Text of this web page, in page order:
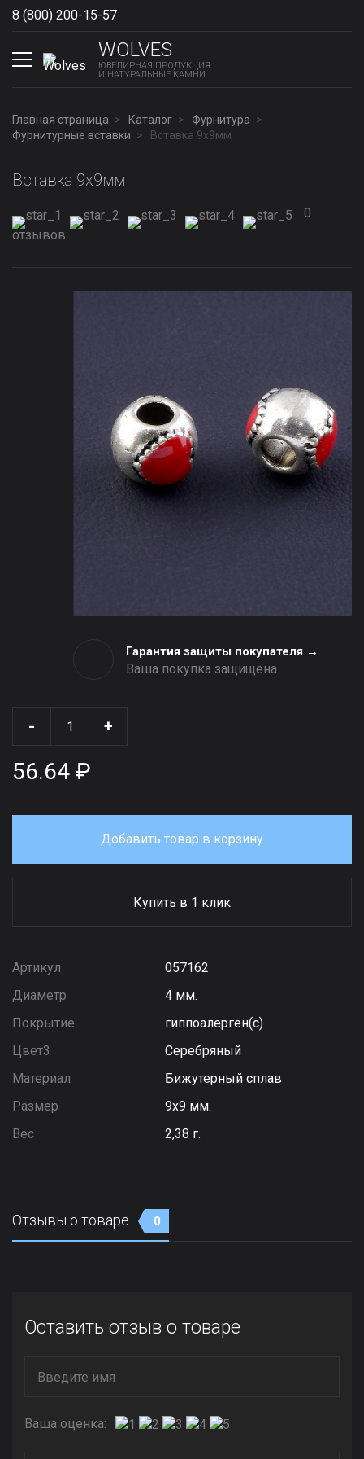
8 (800) 200-15-57
WOLVES
ЮВЕЛИРНАЯ ПРОДУКЦИЯ
И НАТУРАЛЬНЫЕ КАМНИ
Главная страница Каталог
Фурнитура
Фурнитурные вставки
Вставка 9x9мм
Вставка 9x9мм
0
отзывов
Гарантия защиты покупателя →
Ваша покупка защищена
- +
56.64 ₽
Добавить товар в корзину
Купить в 1 клик
Артикул
057162
Диаметр
4 мм.
Покрытие
гиппоалерген(с)
Цвет3
Серебряный
Материал
Бижутерный сплав
Размер
9х9 мм.
Вес
2,38 г.
Отзывы о товаре 0
Оставить отзыв о товаре
Ваша оценка: